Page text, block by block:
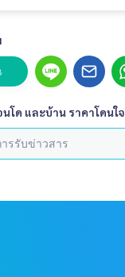
โด และบ้าน ราคาโดนใจ